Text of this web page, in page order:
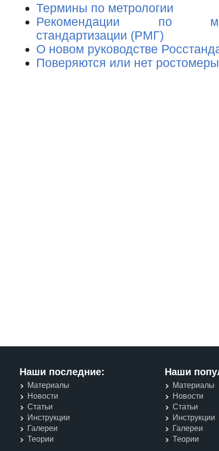
Термины по метрологии
Рекомендации по
стандартизации (РМГ)
О новом руководстве
Поверяются или нет
Наши последние:
Материалы
Новости
Статьи
Инструкции
Галереи
Теории
Наши
Материалы
Новости
Статьи
Инструкции
Галереи
Теории